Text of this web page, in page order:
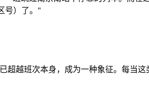
号）了。"
越班次本身，成为一种象征。每当